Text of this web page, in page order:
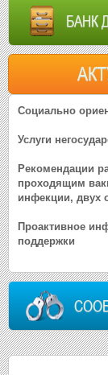
БАНК
Социально
Услуги
Рекомендации
проходящим
инфекции, двух
Проактивное
поддержки